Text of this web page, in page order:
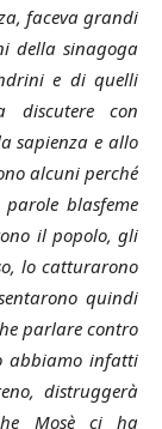
faceva grandi
della sinagoga
e di quelli
discutere con
sapienza e allo
alcuni perché
blasfeme
il popolo, gli
lo catturarono
quindi
parlare contro
abbiamo infatti
distruggerà
Mosè ci ha